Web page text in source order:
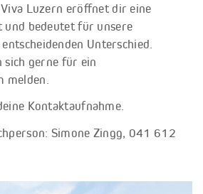
Luzern eröffnet dir eine
bedeutet für unsere
Unterschied.
sich gerne für ein
melden.
Kontaktaufnahme.
Simone Zingg, 041 612